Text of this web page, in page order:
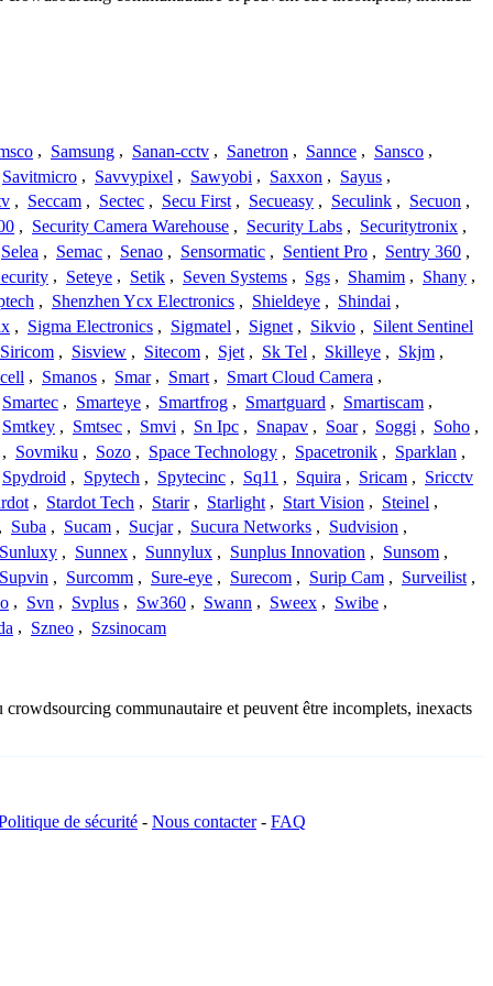
, Samsung , Sanan-cctv , Sanetron , Sannce , Sansco ,
Savitmicro , Savvypixel , Sawyobi , Saxxon , Sayus ,
, Seccam , Sectec , Secu First , Secueasy , Seculink , Secuon ,
, Security Camera Warehouse , Security Labs , Securitytronix ,
Selea , Semac , Senao , Sensormatic , Sentient Pro , Sentry 360 ,
, Seteye , Setik , Seven Systems , Sgs , Shamim , Shany ,
, Shenzhen Ycx Electronics , Shieldeye , Shindai ,
, Sigma Electronics , Sigmatel , Signet , Sikvio , Silent Sentinel
Siricom , Sisview , Sitecom , Sjet , Sk Tel , Skilleye , Skjm ,
, Smanos , Smar , Smart , Smart Cloud Camera ,
Smartec , Smarteye , Smartfrog , Smartguard , Smartiscam ,
Smtkey , Smtsec , Smvi , Sn Ipc , Snapav , Soar , Soggi , Soho ,
, Sovmiku , Sozo , Space Technology , Spacetronik , Sparklan ,
Spydroid , Spytech , Spytecinc , Sq11 , Squira , Sricam , Sricctv
, Stardot Tech , Starir , Starlight , Start Vision , Steinel ,
, Suba , Sucam , Sucjar , Sucura Networks , Sudvision ,
Sunluxy , Sunnex , Sunnylux , Sunplus Innovation , Sunsom ,
Supvin , Surcomm , Sure-eye , Surecom , Surip Cam , Surveilist ,
, Svn , Svplus , Sw360 , Swann , Sweex , Swibe ,
, Szneo , Szsinocam
communautaire et peuvent être incomplets, inexacts
de sécurité - Nous contacter- FAQ